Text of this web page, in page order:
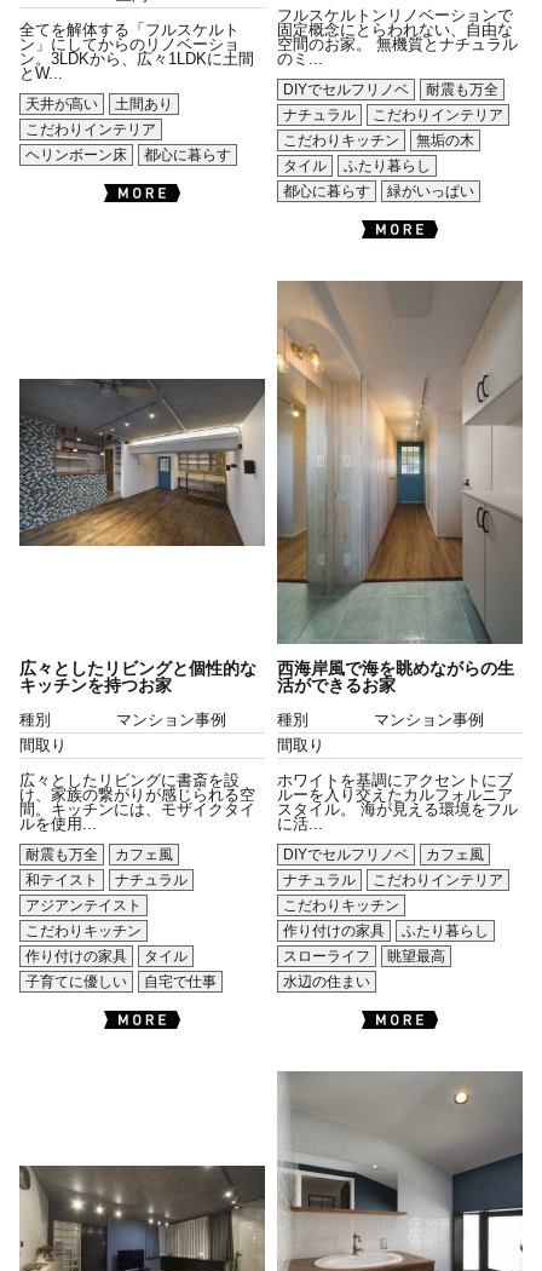
全てを解体する「フルスケルト
ン」にしてからのリノベーショ
ン。3LDKから、広々1LDKに土間
とW...
天井が高い
土間あり
こだわりインテリア
ヘリンボーン床
都心に暮らす
フルスケルトンリノベーションで
固定概念にとらわれない、自由な
空間のお家。 無機質とナチュラル
のミ...
DIYでセルフリノベ
耐震も万全
ナチュラル
こだわりインテリア
こだわりキッチン
無垢の木
タイル
ふたり暮らし
都心に暮らす
緑がいっぱい
広々としたリビングと個性的な
キッチンを持つお家
種別
マンション事例
間取り
広々としたリビングに書斎を設
け、家族の繋がりが感じられる空
間。キッチンには、モザイクタイ
ルを使用...
耐震も万全
カフェ風
和テイスト
ナチュラル
アジアンテイスト
こだわりキッチン
作り付けの家具
タイル
子育てに優しい
自宅で仕事
西海岸風で海を眺めながらの生
活ができるお家
種別
マンション事例
間取り
ホワイトを基調にアクセントにブ
ルーを入り交えたカルフォルニア
スタイル。 海が見える環境をフル
に活...
DIYでセルフリノベ
カフェ風
ナチュラル
こだわりインテリア
こだわりキッチン
作り付けの家具
ふたり暮らし
スローライフ
眺望最高
水辺の住まい